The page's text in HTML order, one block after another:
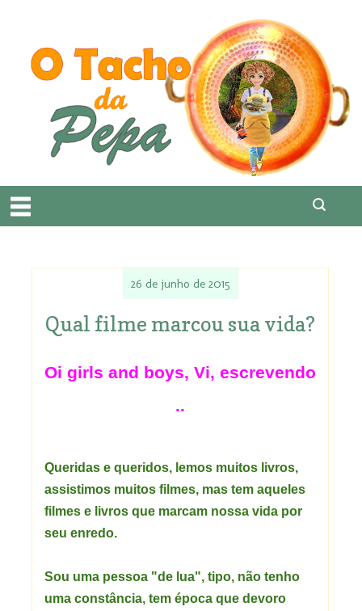
26 de junho de 2015
Qual filme marcou sua vida?
Oi girls and boys, Vi, escrevendo
..
Queridas e queridos, lemos muitos livros,
assistimos muitos filmes, mas tem aqueles
filmes e livros que marcam nossa vida por
seu enredo.
Sou uma pessoa "de lua", tipo, não tenho
uma constância, tem época que devoro